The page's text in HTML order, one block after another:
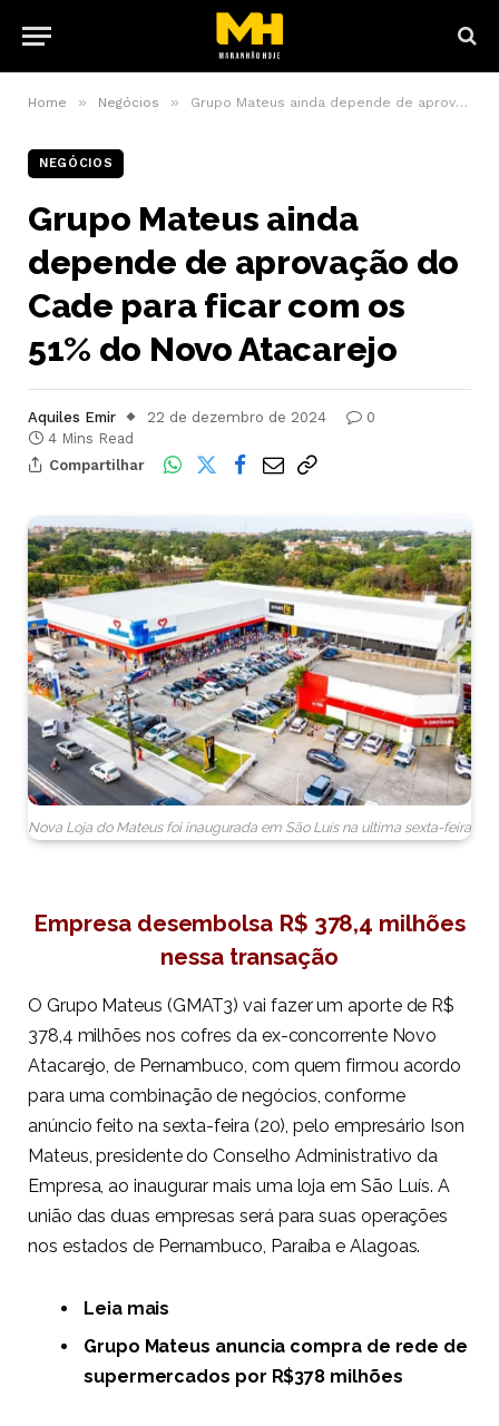
Home » Negócios » Grupo Mateus ainda depende de aprovação do Cade para ficar com os 51% do Novo Atacarejo
NEGÓCIOS
Grupo Mateus ainda
depende de aprovação do
Cade para ficar com os
51% do Novo Atacarejo
Aquiles Emir 22 de dezembro de 2024
0
4 Mins Read
Compartilhar
Nova Loja do Mateus foi inaugurada em São Luís na ultima sexta-feira
Empresa desembolsa R$ 378,4 milhões
nessa transação
O Grupo Mateus (GMAT3) vai fazer um aporte de R$
378,4 milhões nos cofres da ex-concorrente Novo
Atacarejo, de Pernambuco, com quem firmou acordo
para uma combinação de negócios, conforme
anúncio feito na sexta-feira (20), pelo empresário Ison
Mateus, presidente do Conselho Administrativo da
Empresa, ao inaugurar mais uma loja em São Luís. A
união das duas empresas será para suas operações
nos estados de Pernambuco, Paraíba e Alagoas.
Leia mais
Grupo Mateus anuncia compra de rede de
supermercados por R$378 milhões